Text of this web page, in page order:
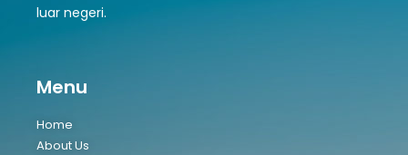
luar negeri.
Menu
Home
About Us